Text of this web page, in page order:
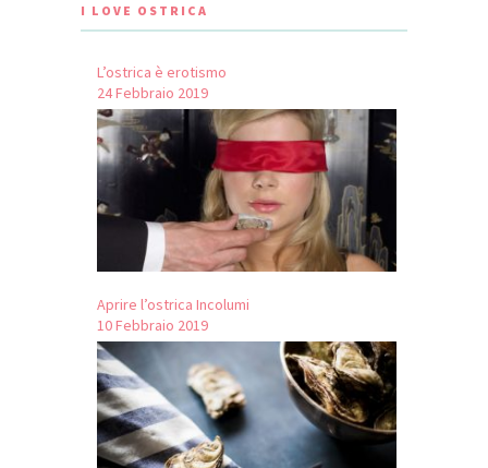
I LOVE OSTRICA
L’ostrica è erotismo
24 Febbraio 2019
Aprire l’ostrica Incolumi
10 Febbraio 2019